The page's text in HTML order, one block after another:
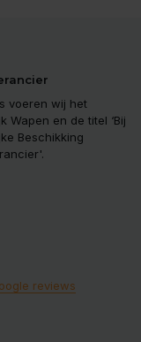
voeren wij het
Wapen en de titel ‘Bij
Beschikking
reviews